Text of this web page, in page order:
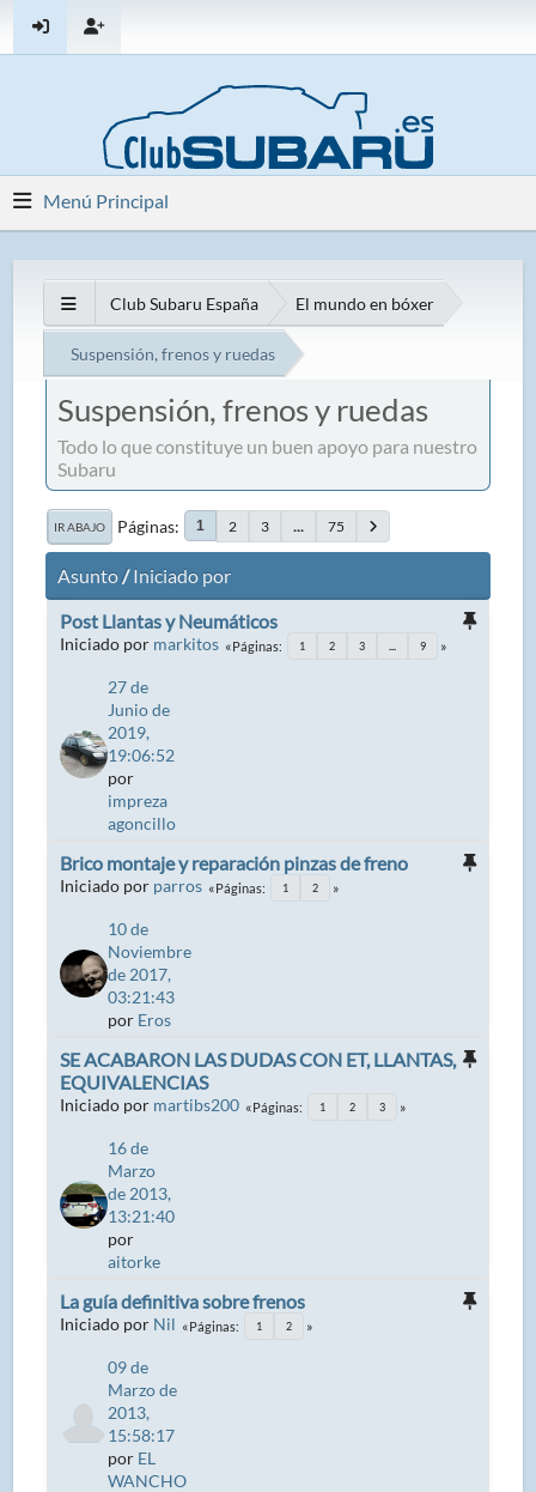
Menú Principal
Club Subaru España El mundo en bóxer
Suspensión, frenos y ruedas
Suspensión, frenos y ruedas
Todo lo que constituye un buen apoyo para nuestro
Subaru
IR ABAJO Páginas 1 2 3 ... 75
Asunto/Iniciado por
Post Llantas y Neumáticos
Iniciado por markitos Páginas 1 2 3 9
27 de
Junio de
2019,
19:06:52
por
impreza
agoncillo
Brico montaje y reparación pinzas de freno
Iniciado por parros Páginas 1 2
10 de
Noviembre
de 2017,
03:21:43
por Eros
SE ACABARON LAS DUDAS CON ET, LLANTAS,
EQUIVALENCIAS
Iniciado por martibs200 Páginas 1 2 3
16 de
Marzo
de 2013,
13:21:40
por
aitorke
La guía definitiva sobre frenos
Iniciado por Nil Páginas 1 2
09 de
Marzo de
2013,
15:58:17
por EL
WANCHO